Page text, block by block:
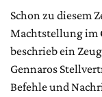
Schon zu diesem
Machtstellung im
beschrieb ein
Gennaros
Befehle und